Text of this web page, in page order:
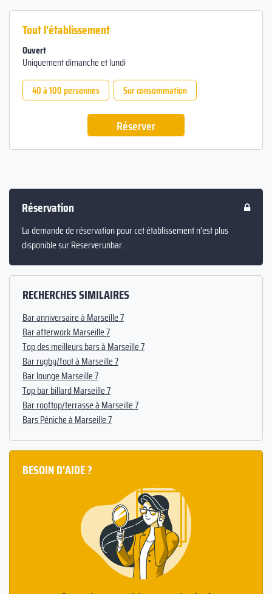
Tout l'établissement
Ouvert
Uniquement dimanche et lundi
40 à 100 personnes
Sur consommation
Réserver
Réservation
La demande de réservation pour cet établissement n’est plus
disponible sur Reserverunbar.
RECHERCHES SIMILAIRES
Bar anniversaire à Marseille 7
Bar afterwork Marseille 7
Top des meilleurs bars à Marseille 7
Bar rugby/foot à Marseille 7
Bar lounge Marseille 7
Top bar billard Marseille 7
Bar rooftop/terrasse à Marseille 7
Bars Péniche à Marseille 7
BESOIN D'AIDE ?